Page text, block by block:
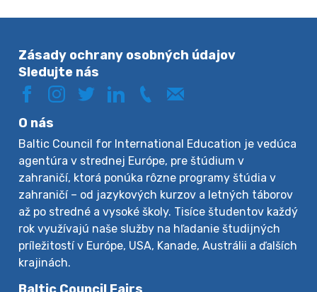
Zásady ochrany osobných údajov
Sledujte nás
O nás
Baltic Council for International Education je vedúca
agentúra v strednej Európe, pre štúdium v
zahraničí, ktorá ponúka rôzne programy štúdia v
zahraničí – od jazykových kurzov a letných táborov
až po stredné a vysoké školy. Tisíce študentov každý
rok využívajú naše služby na hľadanie študijných
príležitostí v Európe, USA, Kanade, Austrálii a ďalších
krajinách.